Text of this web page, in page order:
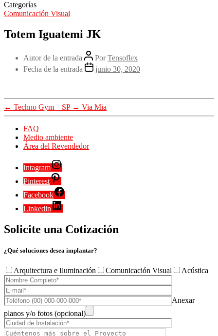
Categorías
Comunicación Visual
Totem Iguatemi JK
Autor de la entrada PorTensoflex
Fecha de la entrada
junio 30, 2020
← Techno Gym – SP → Via Mia
FAQ
Medio ambiente
Área del Revendedor
Intagram
Pinterest
Facebook
Linkedin
Solicite una Cotización
¿Qué soluciones desea implantar?
Arquitectura e Iluminación Comunicación Visual Acústica
Anexar
planos y/o fotos (opcional)